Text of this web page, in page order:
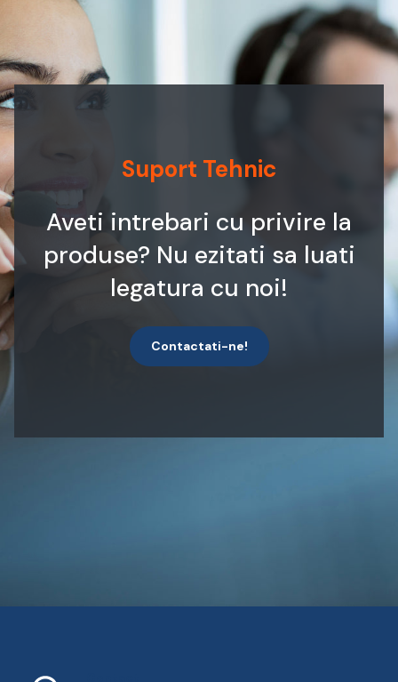
Suport Tehnic
Aveti intrebari cu privire la
produse? Nu ezitati sa luati
legatura cu noi!
Contactati-ne!